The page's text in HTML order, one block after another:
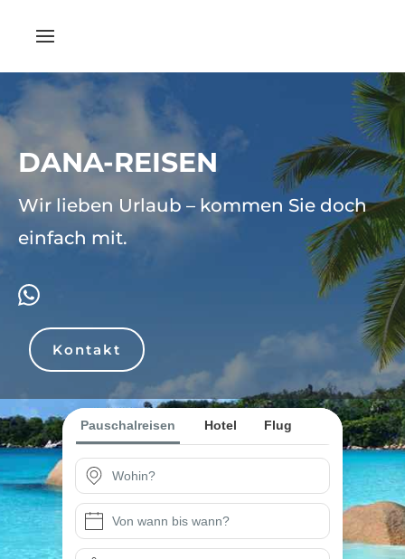
DANA-REISEN
Wir lieben Urlaub – kommen Sie doch
einfach mit.
Kontakt
Pauschalreisen Hotel Flug